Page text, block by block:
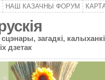
НАШ КАЗАЧНЫ ФОРУМ
загадкі,
дзетак